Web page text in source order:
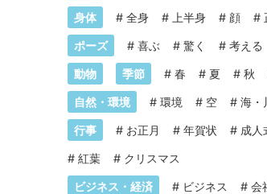
身体 # 全身 # 上半身 # 顔 #
ポーズ # 喜ぶ # 驚く # 考える
動物 季節 # 春 # 夏 # 秋
自然・環境 # 環境 # 空 # 海・
行事 # お正月 # 年賀状 # 成人
# 紅葉 # クリスマス
ビジネス・経済 # ビジネス # 会